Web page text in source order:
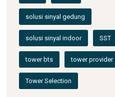
solusi sinyal gedung
solusi sinyal indoor SST
tower bts tower provider
Tower Selection